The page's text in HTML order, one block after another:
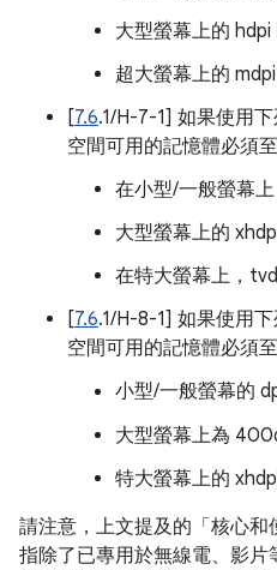
大型螢幕上的 hdpi
超大螢幕上的
[7.6.1/H-7-1] 如果使用
空間可用的記憶體必須
在小型/一般螢幕
大型螢幕上的
在特大螢幕上，
[7.6.1/H-8-1] 如果使用
空間可用的記憶體必須
小型/一般螢幕的
大型螢幕上為
特大螢幕上的
請注意，上文提及的「核心
指除了已專用於無線電、影片